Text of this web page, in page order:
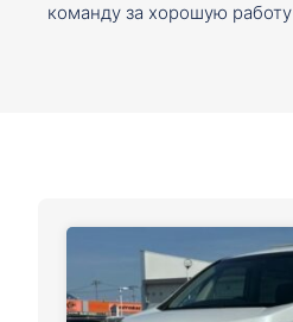
команду за хорошую работу